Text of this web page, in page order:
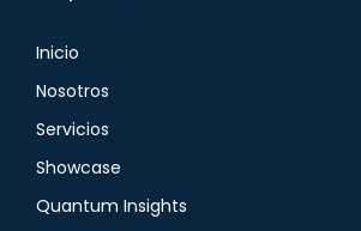
Inicio
Nosotros
Servicios
Showcase
Quantum Insights